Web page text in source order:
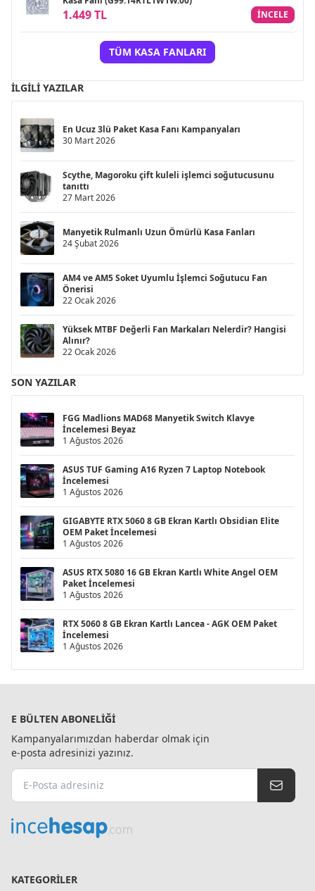
1.449 TL INCELE
TÜM KASA FANLARI
İLGILI YAZILAR
En Ucuz 3lü Paket Kasa Fanı Kampanyaları
30 Mart 2026
Scythe, Magoroku çift kuleli işlemci soğutucusunu
tanıttı
27 Mart 2026
Manyetik Rulmanlı Uzun Ömürlü Kasa Fanları
24 Şubat 2026
AM4 ve AM5 Soket Uyumlu İşlemci Soğutucu Fan
Önerisi
22 Ocak 2026
Yüksek MTBF Değerli Fan Markaları Nelerdir? Hangisi
Alınır?
22 Ocak 2026
SON YAZILAR
FGG Madlions MAD68 Manyetik Switch Klavye
İncelemesi Beyaz
1 Ağustos 2026
ASUS TUF Gaming A16 Ryzen 7 Laptop Notebook
İncelemesi
1 Ağustos 2026
GIGABYTE RTX 5060 8 GB Ekran Kartlı Obsidian Elite
OEM Paket İncelemesi
1 Ağustos 2026
ASUS RTX 5080 16 GB Ekran Kartlı White Angel OEM
Paket İncelemesi
1 Ağustos 2026
RTX 5060 8 GB Ekran Kartlı Lancea - AGK OEM Paket
İncelemesi
1 Ağustos 2026
E BÜLTEN ABONELIĞI
Kampanyalarımızdan haberdar olmak için
e-posta adresinizi yazınız.
KATEGORILER